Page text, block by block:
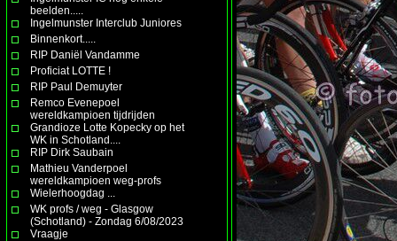
beelden.....
Ingelmunster Interclub Juniores
Binnenkort.....
RIP Daniël Vandamme
Proficiat LOTTE !
RIP Paul Demuyter
Remco Evenepoel
wereldkampioen tijdrijden
Grandioze Lotte Kopecky op het
WK in Schotland....
RIP Dirk Saubain
Mathieu Vanderpoel
wereldkampioen weg-profs
Wielerhoogdag ...
WK profs / weg - Glasgow
(Schotland) - Zondag 6/08/2023
Vraagje